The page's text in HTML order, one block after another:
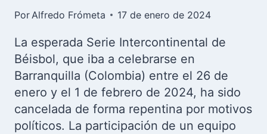
Por Alfredo Frómeta 17 de enero de 2024
La esperada Serie Intercontinental de
Béisbol, que iba a celebrarse en
Barranquilla (Colombia) entre el 26 de
enero y el 1 de febrero de 2024, ha sido
cancelada de forma repentina por motivos
políticos. La participación de un equipo